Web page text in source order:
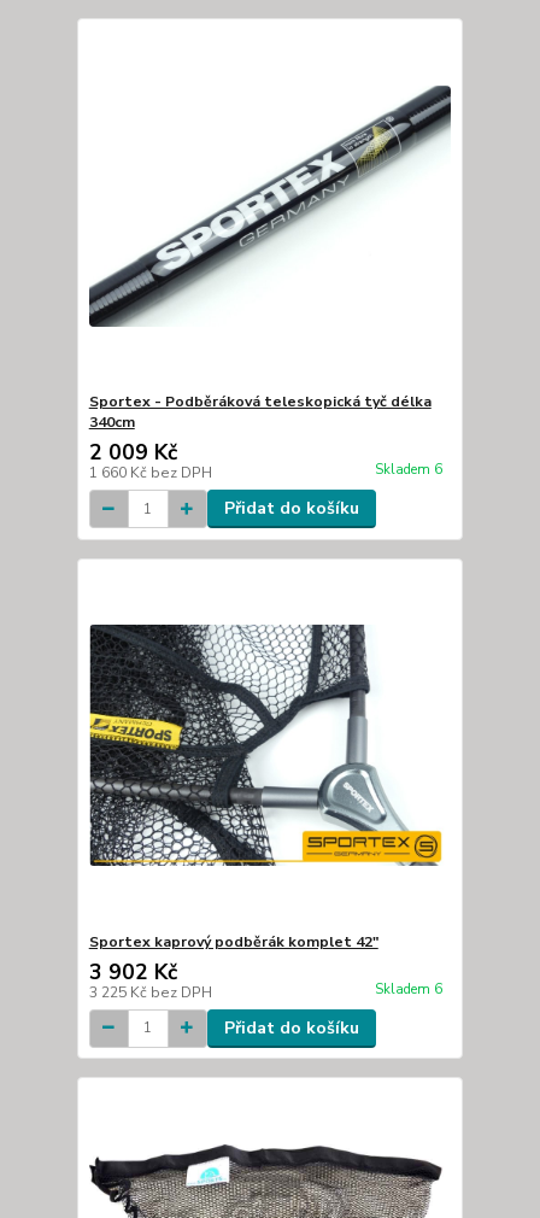
Sportex - Podběráková teleskopická tyč délka
340cm
2 009 Kč
1 660 Kč bez DPH Skladem 6
Přidat do košíku
Sportex kaprový podběrák komplet 42"
3 902 Kč
3 225 Kč bez DPH Skladem 6
Přidat do košíku